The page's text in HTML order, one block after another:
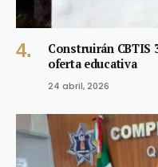
Construirán CBTIS
oferta educativa
24 abril, 2026